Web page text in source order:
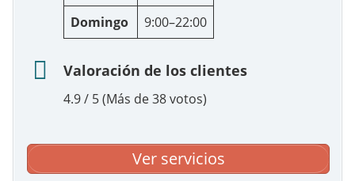
Domingo
9:00–22:00
Valoración de los clientes
4.9 / 5 (Más de 38 votos)
Ver servicios